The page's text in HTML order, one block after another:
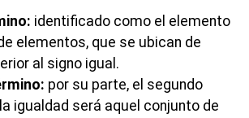
identificado como el elemento
elementos, que se ubican de
al signo igual.
por su parte, el segundo
igualdad será aquel conjunto de